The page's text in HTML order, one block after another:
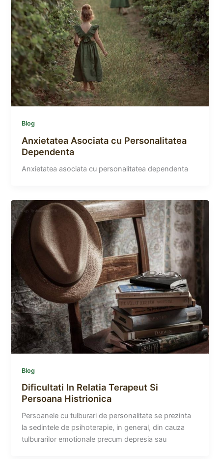
Blog
Anxietatea Asociata cu Personalitatea
Dependenta
Anxietatea asociata cu personalitatea dependenta
Blog
Dificultati In Relatia Terapeut Si
Persoana Histrionica
Persoanele cu tulburari de personalitate se prezinta
la sedintele de psihoterapie, in general, din cauza
tulburarilor emotionale precum depresia sau